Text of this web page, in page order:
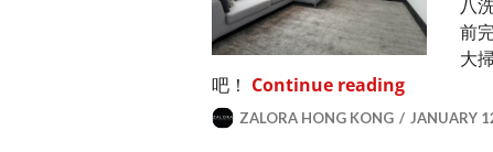
八
前
大
吧！ Continue reading新年大掃
ZALORA HONG KONG JANUARY